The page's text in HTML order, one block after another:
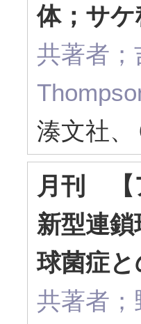
体；サ
共著者
湊文社
月刊 【
新型連
球菌症
共著者